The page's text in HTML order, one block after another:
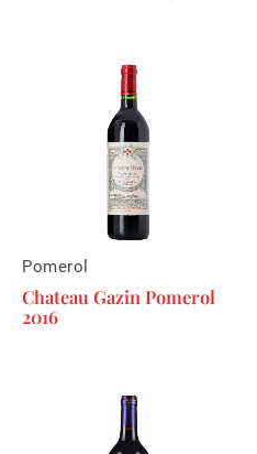
Pomerol
Chateau Gazin Pomerol
2016